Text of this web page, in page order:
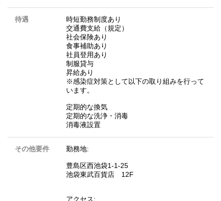
待遇
時短勤務制度あり
交通費支給（規定）
社会保険あり
食事補助あり
社員登用あり
制服貸与
昇給あり
※感染症対策として以下の取り組みを行って
います。
定期的な換気
定期的な洗浄・消毒
消毒液設置
その他要件 勤務地:
豊島区西池袋1-1-25
池袋東武百貨店 12F
アクセス: